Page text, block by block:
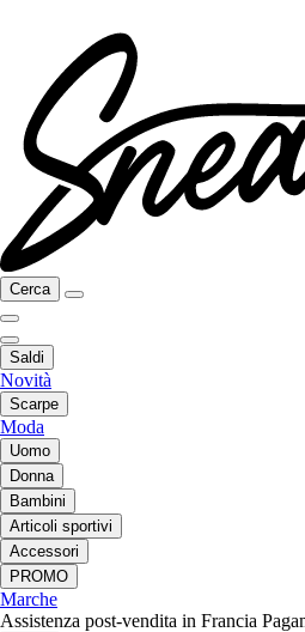
Cerca
Saldi
Novità
Scarpe
Moda
Uomo
Donna
Bambini
Articoli sportivi
Accessori
PROMO
Marche
Assistenza post-vendita in Francia